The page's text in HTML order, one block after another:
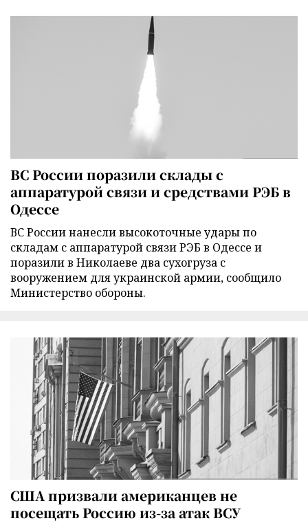
ВС России поразили склады с
аппаратурой связи и средствами РЭБ в
Одессе
ВС России нанесли высокоточные удары по
складам с аппаратурой связи РЭБ в Одессе и
поразили в Николаеве два сухогруза с
вооружением для украинской армии, сообщило
Министерство обороны.
США призвали американцев не
посещать Россию из-за атак ВСУ